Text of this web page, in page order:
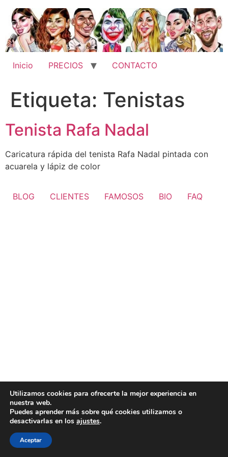
contenido
Inicio PRECIOS CONTACTO
Etiqueta: Tenistas
Tenista Rafa Nadal
Caricatura rápida del tenista Rafa Nadal pintada con
acuarela y lápiz de color
BLOG CLIENTES FAMOSOS BIO FAQ
Utilizamos cookies para ofrecerte la mejor experiencia en
nuestra web.
Puedes aprender más sobre qué cookies utilizamos o
desactivarlas en los ajustes.
Aceptar